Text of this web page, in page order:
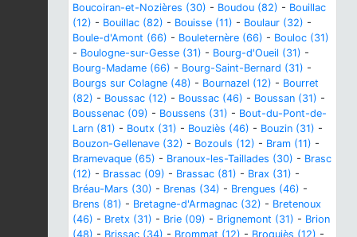
Boucoiran-et-Nozières (30) - Boudou (82) - Bouillac
(12) - Bouillac (82) - Bouisse (11) - Boulaur (32) -
Boule-d'Amont (66) - Bouleternère (66) - Bouloc (31)
- Boulogne-sur-Gesse (31) - Bourg-d'Oueil (31) -
Bourg-Madame (66) - Bourg-Saint-Bernard (31) -
Bourgs sur Colagne (48) - Bournazel (12) - Bourret
(82) - Boussac (12) - Boussac (46) - Boussan (31) -
Boussenac (09) - Boussens (31) - Bout-du-Pont-de-
Larn (81) - Boutx (31) - Bouziès (46) - Bouzin (31) -
Bouzon-Gellenave (32) - Bozouls (12) - Bram (11) -
Bramevaque (65) - Branoux-les-Taillades (30) - Brasc
(12) - Brassac (09) - Brassac (81) - Brax (31) -
Bréau-Mars (30) - Brenas (34) - Brengues (46) -
Brens (81) - Bretagne-d'Armagnac (32) - Bretenoux
(46) - Bretx (31) - Brie (09) - Brignemont (31) - Brion
(48) - Brissac (34) - Brommat (12) - Broquiès (12) -